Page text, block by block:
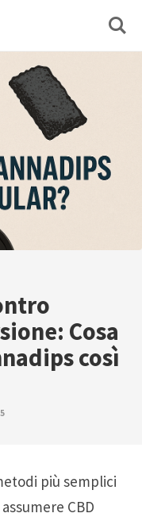
Cosa
così
più semplici
CBD